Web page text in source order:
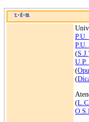
v • d • m
P.U.
P.U.
(S.J.
U.P.
(
(
(L.C.